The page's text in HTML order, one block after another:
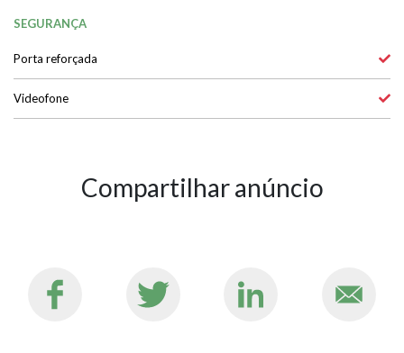
SEGURANÇA
Porta reforçada
Videofone
Compartilhar anúncio